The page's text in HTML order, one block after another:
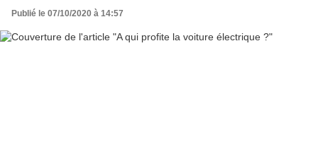
Publié le 07/10/2020 à 14:57